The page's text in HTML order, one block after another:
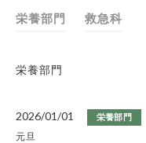
栄養部門 救急科
栄養部門
2026/01/01 栄養部門
元旦